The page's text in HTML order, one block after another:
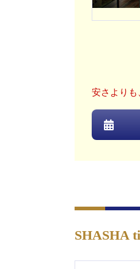
安さより
SHASHA